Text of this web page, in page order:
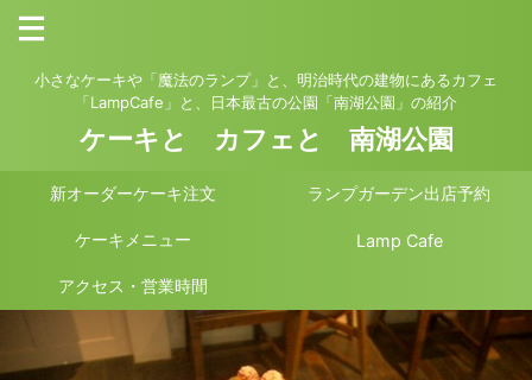
小さなケーキや「魔法のランプ」と、明治時代の建物にあるカフェ
「LampCafe」と、日本最古の公園「南湖公園」の紹介
ケーキと カフェと 南湖公園
新オーダーケーキ注文 ランプガーデン出店予約
ケーキメニュー Lamp Cafe
アクセス・営業時間